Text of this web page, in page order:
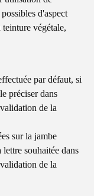
d'aspect
végétale,
par défaut, si
préciser dans
de la
sur la jambe
souhaitée dans
de la